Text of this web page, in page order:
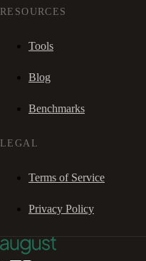
RESOURCES
Tools
Blog
Benchmarks
LEGAL
Terms of Service
Privacy Policy